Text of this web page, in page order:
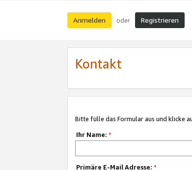
Anmelden oder Registrieren
Kontakt
Bitte fülle das Formular aus und klicke
Ihr Name: *
Primäre E-Mail Adresse: *